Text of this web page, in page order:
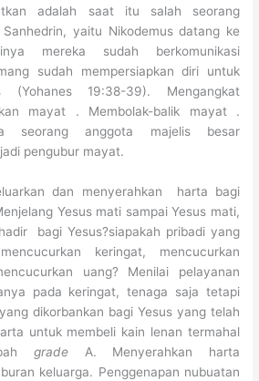
adalah saat itu salah seorang
yaitu Nikodemus datang ke
mereka sudah berkomunikasi
sudah mempersiapkan diri untuk
(Yohanes 19:38-39). Mengangkat
mayat . Membolak-balik mayat .
seorang anggota majelis besar
pengubur mayat.
dan menyerahkan harta bagi
Yesus mati sampai Yesus mati,
bagi Yesus?siapakah pribadi yang
keringat, mencucurkan
uang? Menilai pelayanan
pada keringat, tenaga saja tetapi
dikorbankan bagi Yesus yang telah
untuk membeli kain lenan termahal
grade A. Menyerahkan harta
keluarga. Penggenapan nubuatan